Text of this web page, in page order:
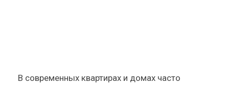
В современных квартирах и домах часто